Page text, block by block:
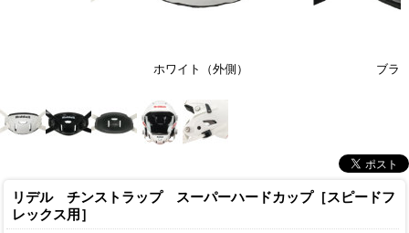
ホワイト（外側） ブラ
リデル チンストラップ スーパーハードカップ［スピードフ
レックス用］